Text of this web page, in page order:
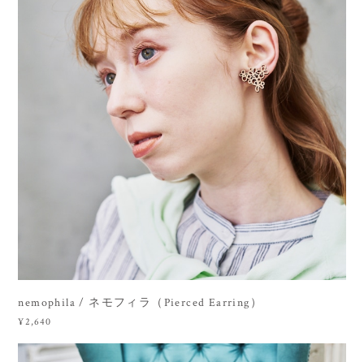
nemophila / ネモフィラ（Pierced Earring）
¥2,640